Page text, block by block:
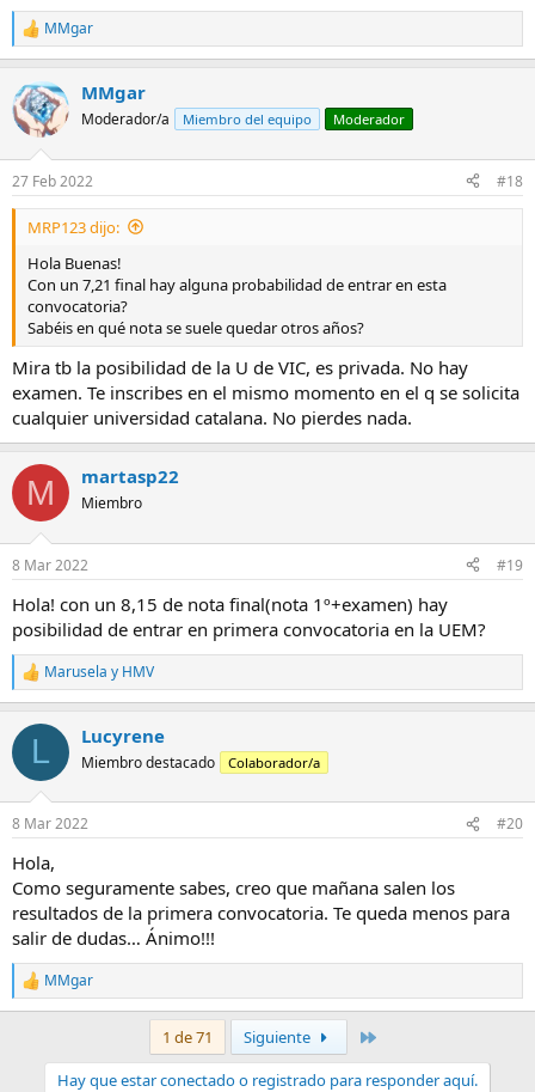
R
e
c
c
i
e
s
MMgar
MMgar
Moderador/a Miembro del equipo Moderador
27 Feb 2022 #18
MRP123 dijo:
Hola Buenas!
Con un 7,21 final hay alguna probabilidad de entrar en esta
convocatoria?
Sabéis en qué nota se suele quedar otros años?
Mira tb la posibilidad de la U de VIC, es privada. No hay
examen. Te inscribes en el mismo momento en el q se solicita
cualquier universidad catalana. No pierdes nada.
M martasp22
Miembro
8 Mar 2022 #19
Hola! con un 8,15 de nota final(nota 1º+examen) hay
posibilidad de entrar en primera convocatoria en la UEM?
R
e
c
i
e
:
Marusela y HMV
L Lucyrene
Miembro destacado Colaborador/a
8 Mar 2022 #20
Hola,
Como seguramente sabes, creo que mañana salen los
resultados de la primera convocatoria. Te queda menos para
salir de dudas… Ánimo!!!
R
e
MMgar
1 de 71 Siguiente
Hay que estar conectado o registrado para responder aquí.